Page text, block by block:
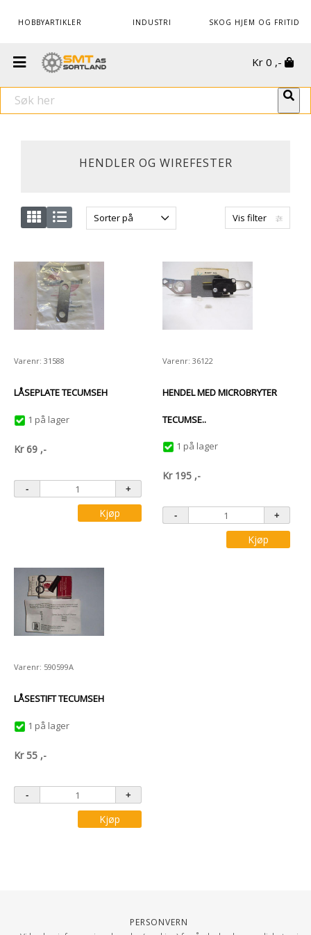
HOBBYARTIKLER INDUSTRI SKOG HJEM OG FRITID
Kr 0 ,-
HENDLER OG WIREFESTER
Vis filter
Sorter på
Varenr: 31588
LÅSEPLATE TECUMSEH
1 på lager
Kr69 ,-
Kjøp
Varenr: 36122
HENDEL MED MICROBRYTER
TECUMSE..
1 på lager
Kr 195 ,-
Kjøp
Varenr: 590599A
LÅSESTIFT TECUMSEH
1 på lager
Kr55 ,-
Kjøp
Personvern